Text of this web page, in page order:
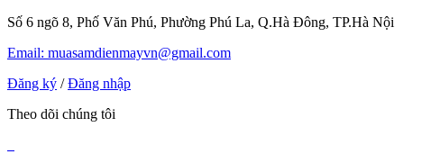
Số 6 ngõ 8, Phố Văn Phú, Phường Phú La, Q.Hà Đông, TP.Hà Nội
Email: muasamdienmayvn@gmail.com
Đăng ký / Đăng nhập
Theo dõi chúng tôi